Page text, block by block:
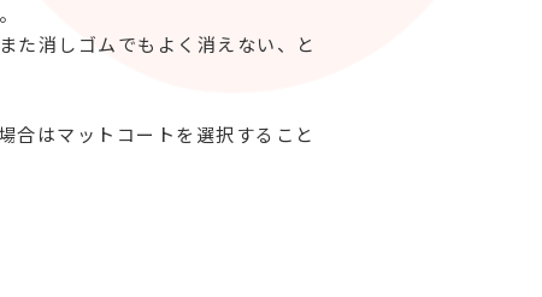
た消しゴムでもよく消えない、と
合はマットコートを選択すること